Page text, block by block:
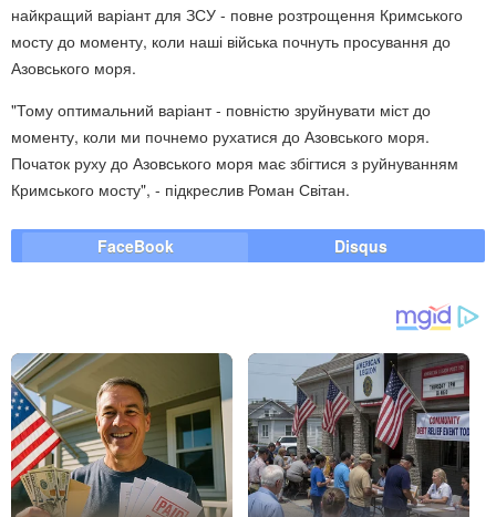
найкращий варіант для ЗСУ - повне розтрощення Кримського
мосту до моменту, коли наші війська почнуть просування до
Азовського моря.
"Тому оптимальний варіант - повністю зруйнувати міст до
моменту, коли ми почнемо рухатися до Азовського моря.
Початок руху до Азовського моря має збігтися з руйнуванням
Кримського мосту", - підкреслив Роман Світан.
FaceBook Disqus